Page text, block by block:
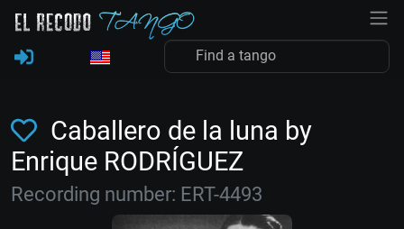
Caballero de la luna by
Enrique RODRÍGUEZ
Recording number: ERT-4493